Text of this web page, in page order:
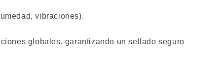
vibraciones).
globales, garantizando un sellado seguro